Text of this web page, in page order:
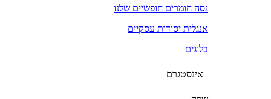
נסה חומרים חופשיים שלנו
אנגלית יסודות עסקיים
בלוגים
אינסטגרם